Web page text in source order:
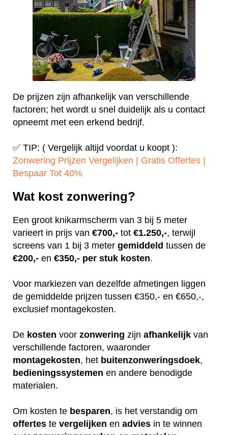
De prijzen zijn afhankelijk van verschillende
factoren; het wordt u snel duidelijk als u contact
opneemt met een erkend bedrijf.
✅ TIP: ( Vergelijk altijd voordat u koopt ):
Zonwering Prijzen Vergelijken | Gratis Offertes |
Bespaar Tot 40%‎
Wat kost zonwering?
Een groot knikarmscherm van 3 bij 5 meter
varieert in prijs van €700,- tot €1.250,-, terwijl
screens van 1 bij 3 meter gemiddeld tussen de
€200,- en €350,- per stuk kosten.
Voor markiezen van dezelfde afmetingen liggen
de gemiddelde prijzen tussen €350,- en €650,-,
exclusief montagekosten.
De kosten voor zonwering zijn afhankelijk van
verschillende factoren, waaronder
montagekosten, het buitenzonweringsdoek,
bedieningssystemen en andere benodigde
materialen.
Om kosten te besparen, is het verstandig om
offertes te vergelijken en advies in te winnen